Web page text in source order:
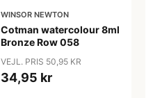
WINSOR NEWTON
Cotman watercolour 8ml
Bronze Row 058
VEJL. PRIS 50,95 KR
34,95 kr